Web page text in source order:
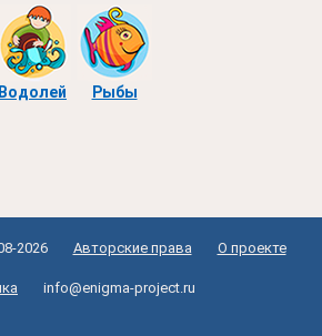
Водолей Рыбы
2026 Авторские права О проекте
info@enigma-project.ru